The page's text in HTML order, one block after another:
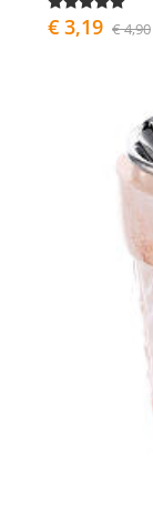
€ 3,19 € 4,90